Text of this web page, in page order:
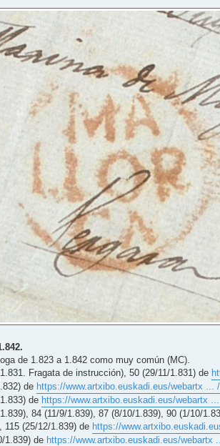
de 1.823 a 1.842 como muy común (MC).
Fragata de instrucción), 50 (29/11/1.831) de
de https://www.artxibo.euskadi.eus/webartx ...
de https://www.artxibo.euskadi.eus/webartx
84 (11/9/1.839), 87 (8/10/1.839), 90 (1/10/
115 (25/12/1.839) de https://
1.839) de https://www.artxibo.euskadi.eus/webartx